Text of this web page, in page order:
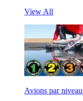
View All
Avions par